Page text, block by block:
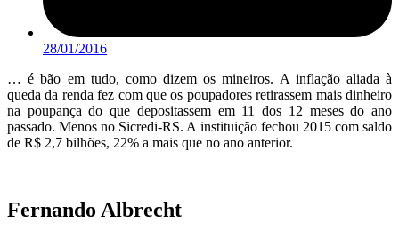
28/01/2016
… é bão em tudo, como dizem os mineiros. A inflação aliada à
queda da renda fez com que os poupadores retirassem mais dinheiro
na poupança do que depositassem em 11 dos 12 meses do ano
passado. Menos no Sicredi-RS. A instituição fechou 2015 com saldo
de R$ 2,7 bilhões, 22% a mais que no ano anterior.
Fernando Albrecht